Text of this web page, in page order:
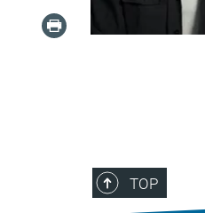
TOP